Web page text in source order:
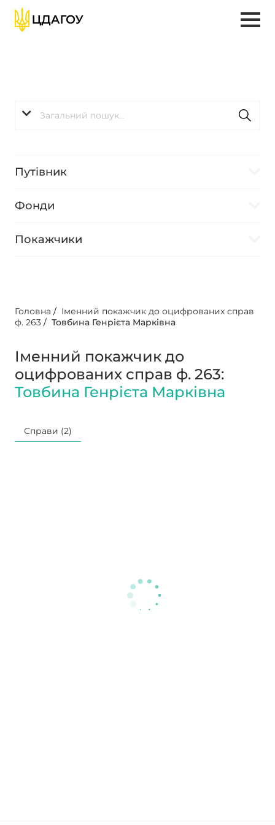
Путівник
Фонди
Покажчики
Головна / Іменний покажчик до оцифрованих справ
ф. 263 / Товбина Генрієта Марківна
Іменний покажчик до
оцифрованих справ ф. 263:
Товбина Генрієта Марківна
Справи (2)